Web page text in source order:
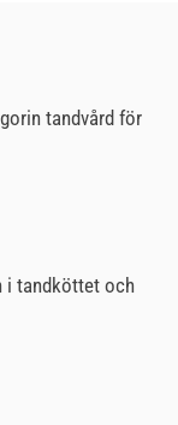
tandvård för
i tandköttet och